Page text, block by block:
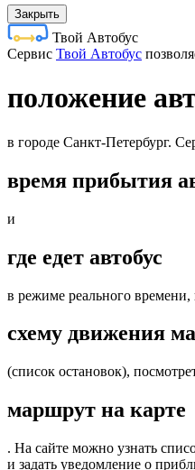
Закрыть
Твой Автобус
Cервис Твой Автобус
положение
в городе Санкт-Петербург.
время прибытия
и
где едет автобус
в режиме реального времени,
схему движения
(список остановок),
маршрут на карте
. На сайте можно узнать
и задать уведомление о